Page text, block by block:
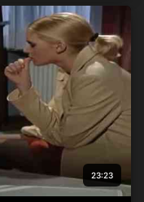
23:23